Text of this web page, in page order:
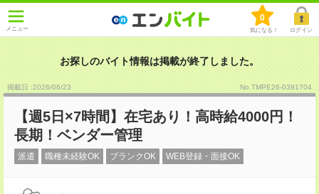
メニュー
0
気になる！ ログイン
お探しのバイト情報は掲載が終了しました。
掲載日 :2026/06/23 No.TMPE26-0391704
【週5日×7時間】在宅あり！高時給4000円！
長期！ベンダー管理
派遣 職種未経験OK ブランクOK WEB登録・面接OK